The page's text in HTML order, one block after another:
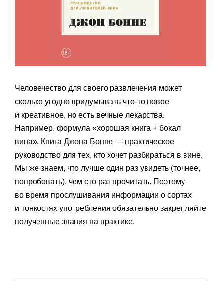
Человечество для своего развлечения может
сколько угодно придумывать что-то новое
и креативное, но есть вечные лекарства.
Например, формула «хорошая книга + бокал
вина». Книга Джона Бонне — практическое
руководство для тех, кто хочет разбираться в вине.
Мы же знаем, что лучше один раз увидеть (точнее,
попробовать), чем сто раз прочитать. Поэтому
во время прослушивания информации о сортах
и тонкостях употребления обязательно закрепляйте
полученные знания на практике.